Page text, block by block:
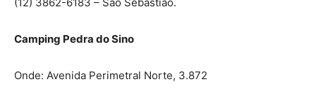
Camping Pedra do Sino
Onde: Avenida Perimetral Norte, 3.872